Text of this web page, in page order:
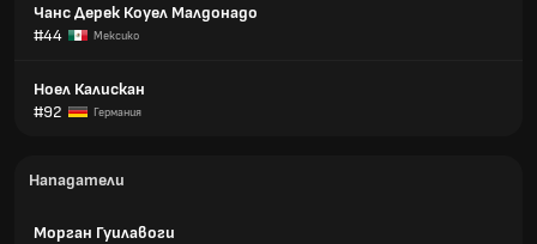
Чанс Дерек Коуел Малдонадо
#44
Мексико
Ноел Калискан
#92
Германия
Нападатели
Морган Гуилавоги